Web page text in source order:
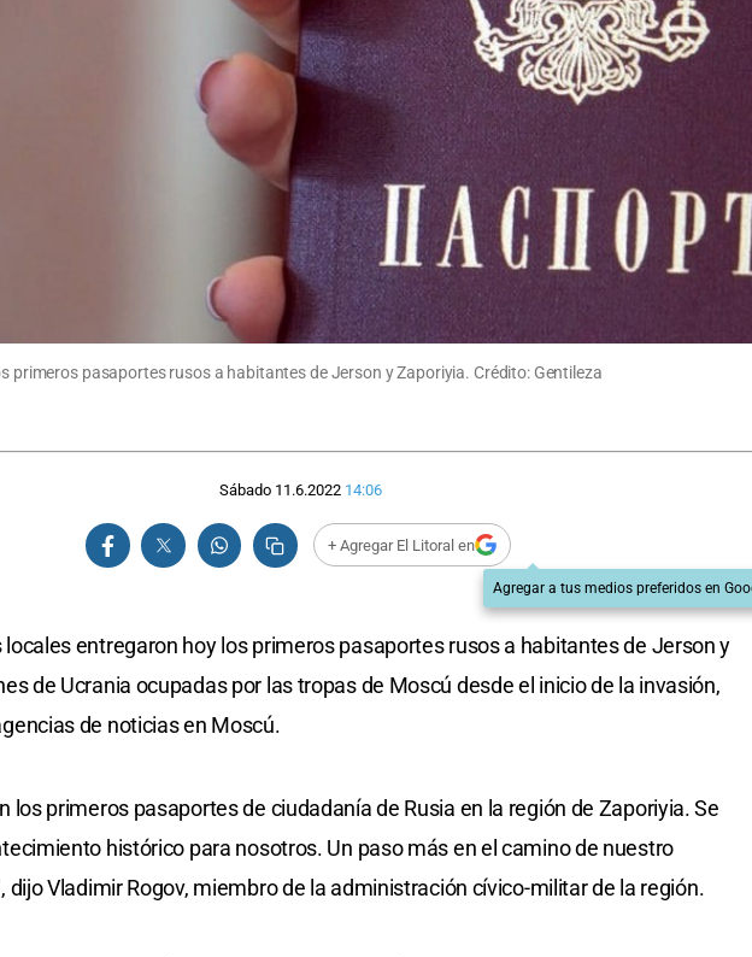
primeros pasaportes rusos a habitantes de Jerson y Zaporiyia. Crédito: Gentileza
Sábado 11.6.2022 14:06
+ Agregar El Litoral en
Agregar a tus medios preferidos en
entregaron hoy los primeros pasaportes rusos a habitantes de Jerson y
de Ucrania ocupadas por las tropas de Moscú desde el inicio de la invasión,
de noticias en Moscú.
los primeros pasaportes de ciudadanía de Rusia en la región de Zaporiyia. Se
histórico para nosotros. Un paso más en el camino de nuestro
dijo Vladimir Rogov, miembro de la administración cívico-militar de la región.